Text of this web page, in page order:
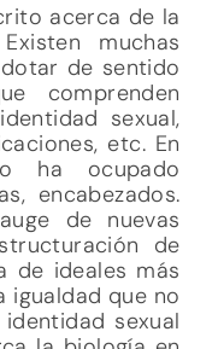
acerca de la
muchas
de sentido
comprenden
sexual,
etc. En
ha ocupado
encabezados.
de nuevas
de
de ideales más
igualdad que no
sexual